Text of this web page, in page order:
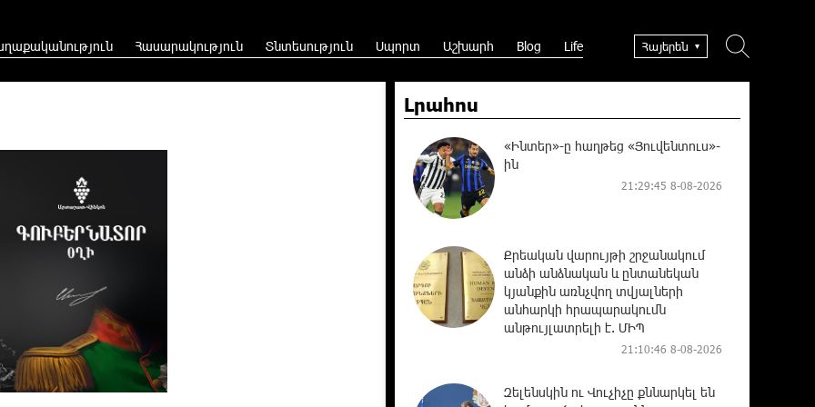
Հասարակություն Տնտեսություն Սպորտ Աշխարհ Blog Life Հայերեն
Լրահոս
«Ինտեր»-ը հաղթեց «Յուվենտուս»-
ին
21:29:45 8-08-2026
Քրեական վարույթի շրջանակում
անձի անձնական և ընտանեկան
կյանքին առնչվող տվյալների
անհարկի հրապարակումն
անթույլատրելի է. ՄԻՊ
21:10:46 8-08-2026
Զելենսկին ու Վուչիչը քննարկել են